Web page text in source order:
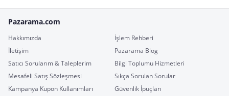
Pazarama.com
Hakkımızda
İşlem Rehberi
İletişim
Pazarama Blog
Satıcı Sorularım & Taleplerim
Bilgi Toplumu Hizmetleri
Mesafeli Satış Sözleşmesi
Sıkça Sorulan Sorular
Kampanya Kupon Kullanımları
Güvenlik İpuçları